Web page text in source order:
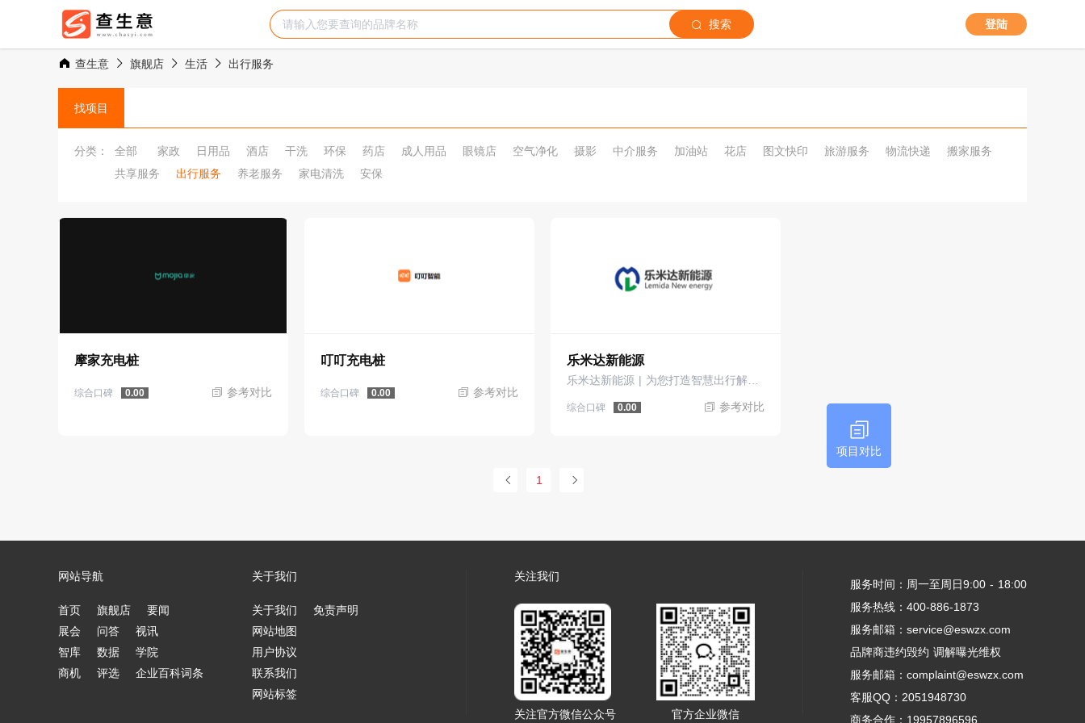
搜索 登陆
查生意 旗舰店 生活 出行服务
找项目
分类： 全部 家政 日用品 酒店 干洗 环保 药店 成人用品 眼镜店 空气净化 摄影 中介服务 加油站 花店 图文快印 旅游服务 物流快递
搬家服务
共享服务
出行服务 养老服务 家电清洗 安保
摩家充电桩
综合口碑 0.00 参考对比
叮叮充电桩
综合口碑 0.00 参考对比
乐米达新能源
综合口碑 0.00 参考对比
1
项目对比
网站导航
首页 旗舰店
要闻
展会
问答
视讯
智库
数据
学院
商机
评选 企业百科词条
关于我们
关于我们
免责声明
网站地图
用户协议
联系我们
网站标签
关注我们
关注官方微信公众号 官方企业微信
服务时间：周一至周日9:00 - 18:00
服务热线：400-886-1873
服务邮箱：service@eswzx.com
品牌商违约毁约 调解曝光维权
服务邮箱：complaint@eswzx.com
客服QQ：2051948730
商务合作：19957896596